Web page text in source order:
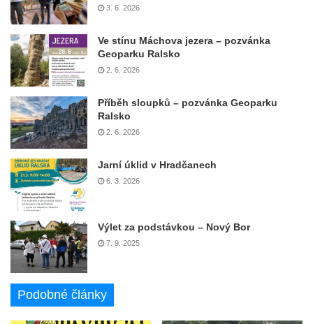
3. 6. 2026
Ve stínu Máchova jezera – pozvánka
Geoparku Ralsko
2. 6. 2026
Příběh sloupků – pozvánka Geoparku
Ralsko
2. 6. 2026
Jarní úklid v Hradčanech
6. 3. 2026
Výlet za podstávkou – Nový Bor
7. 9. 2025
Podobné články